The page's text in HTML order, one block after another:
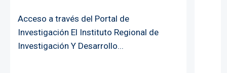
Acceso a través del Portal de
Investigación El Instituto Regional de
Investigación Y Desarrollo...